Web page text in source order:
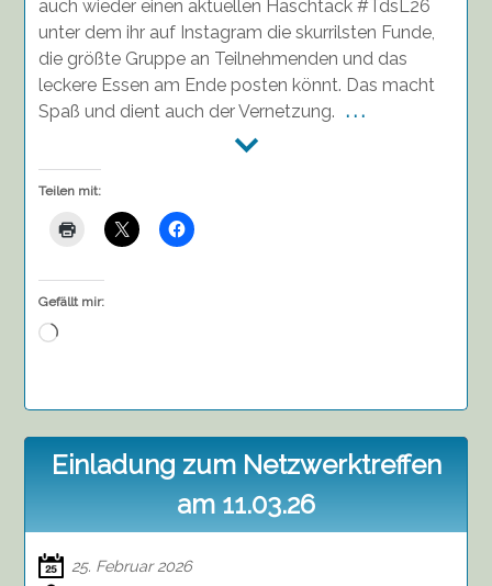
auch wieder einen aktuellen Haschtack #TdsL26
unter dem ihr auf Instagram die skurrilsten Funde,
die größte Gruppe an Teilnehmenden und das
leckere Essen am Ende posten könnt. Das macht
Spaß und dient auch der Vernetzung. . . .
Teilen mit:
Gefällt mir:
Wird
Einladung zum Netzwerktreffen
am 11.03.26
25. Februar 2026